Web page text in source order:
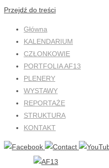
Przejdź do treści
Główna
KALENDARIUM
CZŁONKOWIE
PORTFOLIA AF13
PLENERY
WYSTAWY
REPORTAŻE
STRUKTURA
KONTAKT